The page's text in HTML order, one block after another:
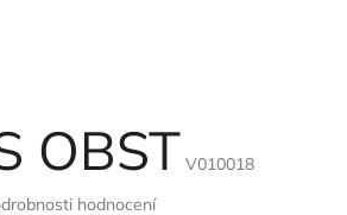
OBST V010018
hodnocení